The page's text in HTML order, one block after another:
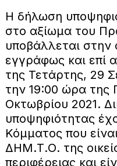
Η δήλωση
στο αξίωμα του
υποβάλλεται
εγγράφως και επί
της Τετάρτης, 29
την 19:00 ώρα της
Οκτωβρίου 2021.
υποψηφιότητας
Κόμματος που
ΔΗΜ.Τ.Ο. της
περιφέρειας και